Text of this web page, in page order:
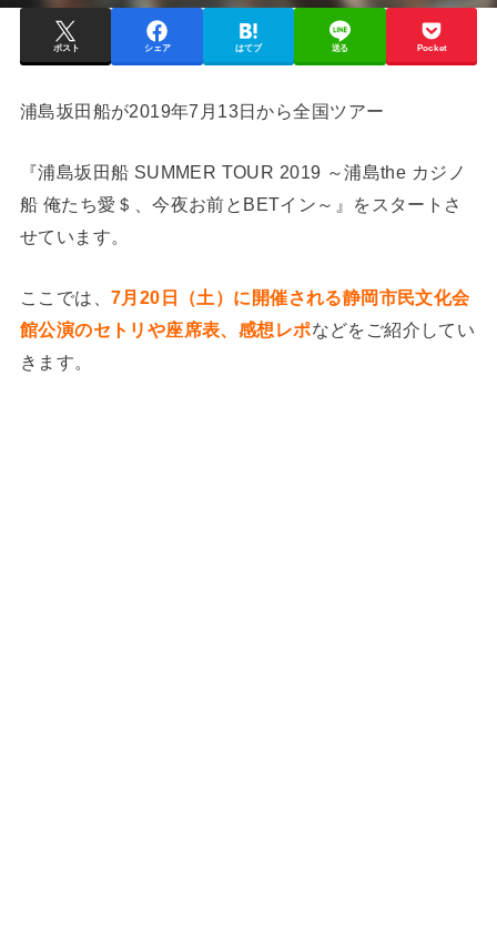
ポスト シェア はてブ 送る Pocket
浦島坂田船が2019年7月13日から全国ツアー
『浦島坂田船 SUMMER TOUR 2019 ～浦島the カジノ
船 俺たち愛＄、今夜お前とBETイン～』をスタートさ
せています。
ここでは、 7月20日（土）に開催される静岡市民文化会
館公演のセトリや座席表、感想レポなどをご紹介してい
きます。